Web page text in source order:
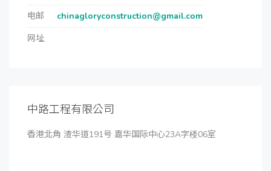
电邮
chinagloryconstruction@gmail.com
网址
中路工程有限公司
香港北角 渣华道191号 嘉华国际中心23A字楼06室